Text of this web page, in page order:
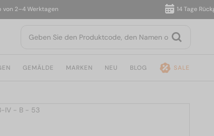
Werktagen 14 Tage Rückgabe
GEMÄLDE MARKEN NEU BLOG SALE